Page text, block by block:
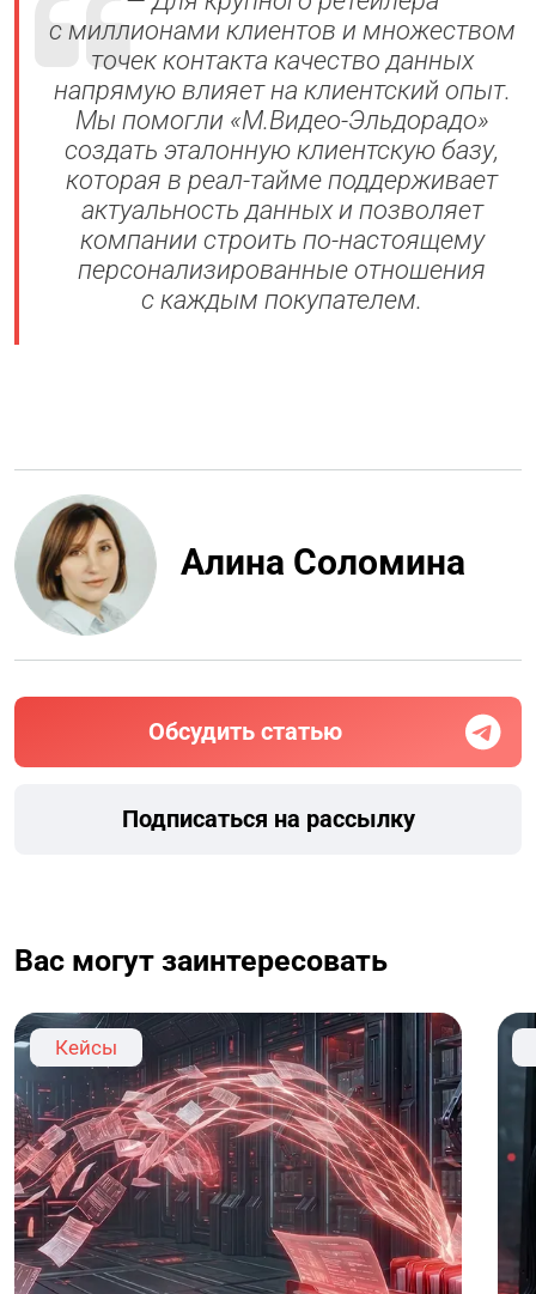
с миллионами клиентов и множеством
точек контакта качество данных
напрямую влияет на клиентский опыт.
Мы помогли «М.Видео-Эльдорадо»
создать эталонную клиентскую базу,
которая в реал-тайме поддерживает
актуальность данных и позволяет
компании строить по-настоящему
персонализированные отношения
с каждым покупателем.
Алина Соломина
Обсудить статью
Подписаться на рассылку
Вас могут заинтересовать
Кейсы